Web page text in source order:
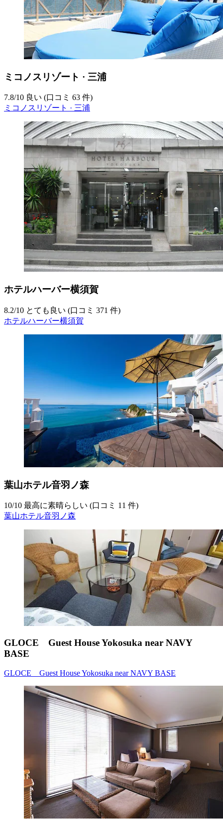
ミコノスリゾート · 三浦
7.8/10 良い (口コミ 63 件)
ミコノスリゾート · 三浦
ホテルハーバー横須賀
8.2/10 とても良い (口コミ 371 件)
ホテルハーバー横須賀
葉山ホテル音羽ノ森
10/10 最高に素晴らしい (口コミ 11 件)
葉山ホテル音羽ノ森
GLOCE Guest House Yokosuka near NAVY
BASE
GLOCE Guest House Yokosuka near NAVY BASE